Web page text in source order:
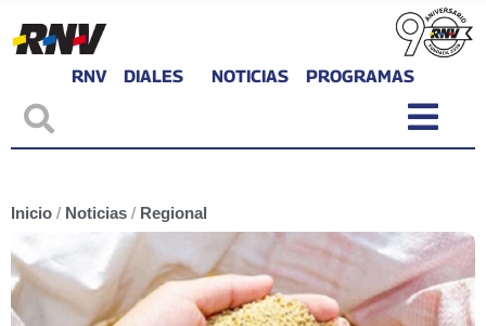
RNV DIALES NOTICIAS PROGRAMAS
Inicio / Noticias / Regional